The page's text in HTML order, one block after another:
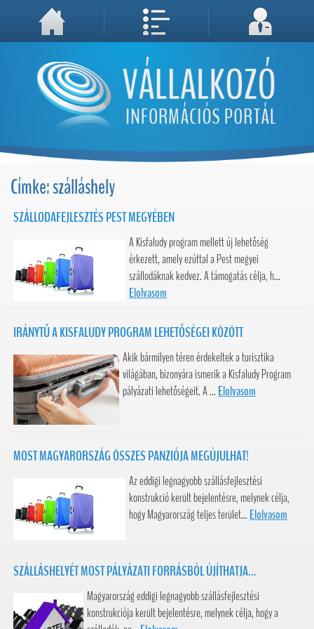
A weboldal használatával Ön elfogadja, hogy Cookie-kat (sütiket) tároljunk számítógépén. A sütik a weboldal megfelelő működéséhez
Megértettem, folytatás...
Címke: szálláshely
SZÁLLODAFEJLESZTÉS PEST MEGYÉBEN
A Kisfaludy program mellett új lehetőség
érkezett, amely ezúttal a Pest megyei
szállodáknak kedvez. A támogatás célja, h...
Elolvasom
IRÁNYTŰ A KISFALUDY PROGRAM LEHETŐSÉGEI KÖZÖTT
Akik bármilyen téren érdekeltek a turisztika
világában, bizonyára ismerik a Kisfaludy Program
pályázati lehetőségeit. A ... Elolvasom
MOST MAGYARORSZÁG ÖSSZES PANZIÓJA MEGÚJULHAT!
Az eddigi legnagyobb szállásfejlesztési
konstrukció került bejelentésre, melynek célja,
hogy Magyarország teljes terület... Elolvasom
SZÁLLÁSHELYÉT MOST PÁLYÁZATI FORRÁSBÓL ÚJÍTHATJA...
Magyarország eddigi legnagyobb szállásfejlesztési
konstrukciója került bejelentésre, melynek célja, hogy a